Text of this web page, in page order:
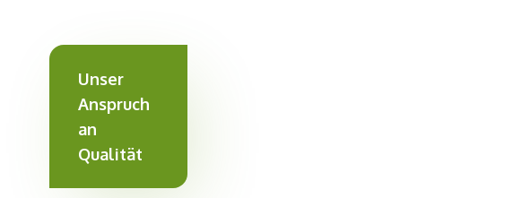
Unser
Anspruch
an
Qualität